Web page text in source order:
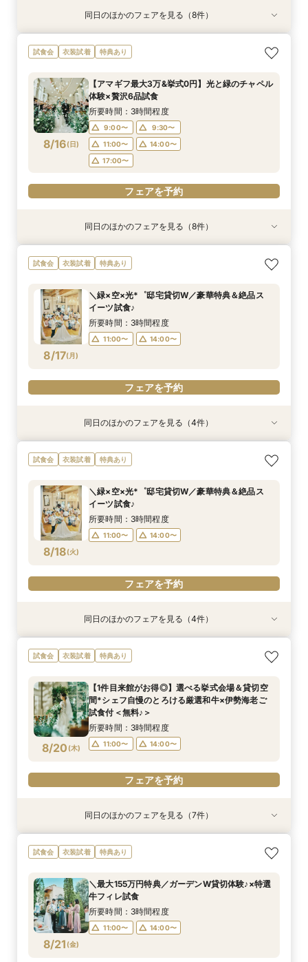
衣装試着 特典あり
8/15(土)
【少人数W限定】1日1組限定の貸切空間×光の
チャペル×豪華試食
9:30〜
11:00〜
14:00〜
17:00〜
フェアを予約
衣装試着 特典あり
8/15(土)
【”ムダ”を徹底省略！】「やらなくてもいい」か
ら始めるNEWスタイル結婚式
9:00〜
9:30〜
11:00〜
14:00〜
17:00〜
フェアを予約
衣装試着 特典あり
8/15(土)
《マタニティ＆ファミリー婚に》個室もOK！安
心相談会◎
9:00〜
9:30〜
11:00〜
14:00〜
17:00〜
フェアを予約
衣装試着 特典あり
8/15(土)
大切なペットも一緒に♪邸宅貸切＆選べる3つの挙
式×豪華特典
9:00〜
9:30〜
11:00〜
14:00〜
17:00〜
フェアを予約
衣装試着 特典あり
8/15(土)
＼何も決まってなくてOK／安心相談◎全館まる
ごと見学&無料試食
9:00〜
9:30〜
11:00〜
14:00〜
17:00〜
フェアを予約
8/15(土)
【タイパ重視★*60分見学】緑溢れる貸切邸宅を
短時間でご案内OK◎
10:00〜
12:00〜
14:00〜
16:00〜
フェアを予約
衣装試着 特典あり
8/15(土)
＼料理重視◎五感で堪能／とろける和牛×伊勢海
老*6品試食★
9:00〜
9:30〜
11:00〜
14:00〜
17:00〜
フェアを予約
衣装試着 特典あり
8/15(土)
《遠方応援fair！》バスプレゼント&親御様も試
食付♪安心相談◎
9:00〜
9:30〜
11:00〜
14:00〜
17:00〜
フェアを予約
同日のほかのフェアを見る（8件）
試食会 衣装試着 特典あり
8/16(日)
【アマギフ最大3万&挙式0円】光と緑のチャペル
体験×贅沢6品試食
所要時間：3時間程度
9:00〜
9:30〜
11:00〜
14:00〜
17:00〜
フェアを予約
衣装試着 特典あり
8/16(日)
【少人数W限定】1日1組限定の貸切空間×光の
チャペル×豪華試食
9:30〜
14:00〜
17:00〜
衣装試着 特典あり
8/16(日)
《マタニティ＆ファミリー婚に》個室もOK！安
心相談会◎
9:00〜
11:00〜
14:00〜
17:00〜
衣装試着 特典あり
8/16(日)
大切なペットも一緒に♪邸宅貸切＆選べる3つの挙
式×豪華特典
9:00〜
11:00〜
14:00〜
17:00〜
8/16(日)
【タイパ重視★*60分見学】緑溢れる貸切邸宅を
短時間でご案内OK◎
10:00〜
14:00〜
16:00〜
衣装試着 特典あり
8/16(日)
＼料理重視◎五感で堪能／とろける和牛×伊勢海
老*6品試食★
9:00〜
11:00〜
14:00〜
17:00〜
衣装試着 特典あり
8/16(日)
《遠方応援fair！》バスプレゼント&親御様も試
食付♪安心相談◎
9:00〜
11:00〜
14:00〜
17:00〜
衣装試着 特典あり
8/16(日)
【必要な「質」はそのまま◎】無駄を省いた”最
新プラン”体感フェア
9:00〜
11:00〜
14:00〜
17:00〜
衣装試着 特典あり
8/16(日)
＼初見学でも安心／貸切邸宅×選べる挙式*ゆっ
たり相談&無料試食
9:00〜
11:00〜
14:00〜
17:00〜
同日のほかのフェアを見る（8件）
試食会 衣装試着 特典あり
8/17(月)
＼緑×空×光*゜邸宅貸切W／豪華特典＆絶品ス
イーツ試食♪
所要時間：3時間程度
11:00〜 14:00〜
フェアを予約
衣装試着 特典あり
8/17(月)
《マタニティ＆ファミリー婚に》個室もOK！安
心相談会◎
11:00〜
衣装試着 特典あり
8/17(月)
《ペットも一緒に♪》広大な敷地を貸切＆憧れ挙
式体験×豪華特典
11:00〜
衣装試着 特典あり
8/17(月)
【少人数ウェディング限定】一軒家を貸切見学×
スイーツ試食★*
11:00〜
衣装試着 特典あり
8/17(月)
【”ムダ”を徹底省略！】「やらなくてもいい」か
ら始めるNEWスタイル結婚式
11:00〜
同日のほかのフェアを見る（4件）
試食会 衣装試着 特典あり
8/18(火)
＼緑×空×光*゜邸宅貸切W／豪華特典＆絶品ス
イーツ試食♪
所要時間：3時間程度
11:00〜 14:00〜
フェアを予約
衣装試着 特典あり
8/18( 火)
《マタニティ＆ファミリー婚に》個室もOK！安
心相談会◎
11:00〜 14:00〜
フェアを予約
衣装試着 特典あり
8/18( 火)
《ペットも一緒に♪》広大な敷地を貸切＆憧れ挙
式体験×豪華特典
11:00〜 14:00〜
フェアを予約
衣装試着 特典あり
8/18( 火)
【少人数ウェディング限定】一軒家を貸切見学×
スイーツ試食★*
11:00〜 14:00〜
フェアを予約
衣装試着 特典あり
8/18( 火)
【”ムダ”を徹底省略！】「やらなくてもいい」か
ら始めるNEWスタイル結婚式
11:00〜 14:00〜
フェアを予約
同日のほかのフェアを見る（4件）
試食会 衣装試着 特典あり
8/20 (木)
【1件目来館がお得◎】選べる挙式会場＆貸切空
間*シェフ自慢のとろける厳選和牛×伊勢海老ご
試食付＜無料♪＞
所要時間：3時間程度
11:00〜 14:00〜
フェアを予約
衣装試着 特典あり
8/20(木)
【必要な「質」はそのまま◎】無駄を省いた”最
新プラン”体感フェア
11:00〜
衣装試着 特典あり
8/20(木)
《マタニティ＆ファミリー婚に》個室もOK！安
心相談会◎
11:00〜
8/20(木)
【タイパ重視★*60分見学】緑溢れる貸切邸宅を
短時間でご案内OK！
12:00〜
16:00〜
衣装試着 特典あり
8/20(木)
《ペットも一緒に♪》広大な敷地を貸切＆憧れ挙
式体験×豪華特典
11:00〜
8/20(木)
【オンラインフェア】お気軽zoom相談会◇*
11:00〜 14:00〜
衣装試着 特典あり
8/20(木)
【少人数ウェディング限定♪】一軒家を貸切見学×
牛フィレ試食付◎
11:00〜
衣装試着 特典あり
8/20(木)
《遠方応援fair！》バスプレゼント&親御様も試
食付♪安心相談◎
9:00〜
11:00〜
14:00〜
17:00〜
同日のほかのフェアを見る（7件）
試食会 衣装試着 特典あり
8/21 (金)
＼最大155万円特典／ガーデンW貸切体験♪×特選
牛フィレ試食
所要時間：3時間程度
11:00〜 14:00〜